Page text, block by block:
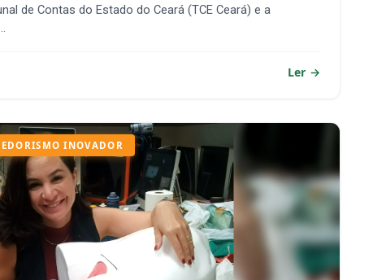
de Contas do Estado do Ceará (TCE Ceará) e a
Ler
INOVADOR